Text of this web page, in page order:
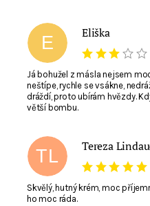
E
Eliška
Já bohužel z másla nejsem
neštípe, rychle se vsákne,
dráždí, proto ubírám hvězdy.
větší bombu.
TL
Tereza
Skvělý, hutný krém, moc
ho moc ráda.